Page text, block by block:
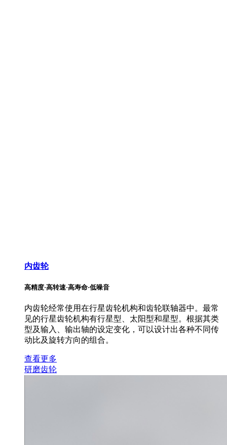
内齿轮
高精度·高转速·高寿命·低噪音
内齿轮经常使用在行星齿轮机构和齿轮联轴器中。最常
见的行星齿轮机构有行星型、太阳型和星型。根据其类
型及输入、输出轴的设定变化，可以设计出各种不同传
动比及旋转方向的组合。
查看更多
研磨齿轮